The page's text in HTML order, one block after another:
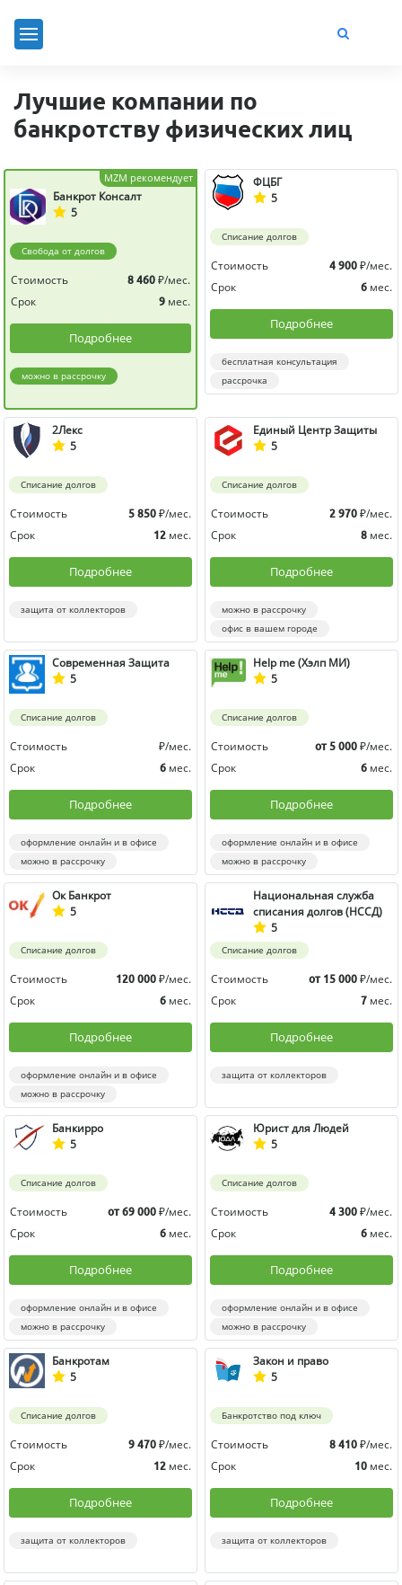
Лучшие компании по
банкротству физических лиц
MZM рекомендует
Банкрот Консалт
5
Свобода от долгов
Стоимость 8 460 ₽/мес.
Срок
9 мес.
Подробнее
можно в рассрочку
ФЦБГ
5
Списание долгов
Стоимость 4 900 ₽/мес.
Срок
6 мес.
Подробнее
бесплатная консультация
рассрочка
2Лекс
5
Списание долгов
Стоимость 5 850 ₽/мес.
Срок
12 мес.
Подробнее
защита от коллекторов
Единый Центр Защиты
5
Списание долгов
Стоимость 2 970 ₽/мес.
Срок
8 мес.
Подробнее
можно в рассрочку
офис в вашем городе
Современная Защита
5
Списание долгов
Стоимость
₽/мес.
Срок
6 мес.
Подробнее
оформление онлайн и в офисе
можно в рассрочку
Help me (Хэлп МИ)
5
Списание долгов
Стоимость от 5 000 ₽/мес.
Срок
6 мес.
Подробнее
оформление онлайн и в офисе
можно в рассрочку
Ок Банкрот
5
Списание долгов
Стоимость 120 000 ₽/мес.
Срок
6 мес.
Подробнее
оформление онлайн и в офисе
можно в рассрочку
Национальная служба
списания долгов (НССД)
5
Списание долгов
Стоимость от 15 000 ₽/мес.
Срок
7 мес.
Подробнее
защита от коллекторов
Банкирро
5
Списание долгов
Стоимость от 69 000 ₽/мес.
Срок
6 мес.
Подробнее
оформление онлайн и в офисе
можно в рассрочку
Юрист для Людей
5
Списание долгов
Стоимость 4 300 ₽/мес.
Срок
6 мес.
Подробнее
оформление онлайн и в офисе
можно в рассрочку
Банкротам
5
Списание долгов
Стоимость 9 470 ₽/мес.
Срок
12 мес.
Подробнее
защита от коллекторов
Закон и право
5
Банкротство под ключ
Стоимость 8 410 ₽/мес.
Срок
10 мес.
Подробнее
защита от коллекторов